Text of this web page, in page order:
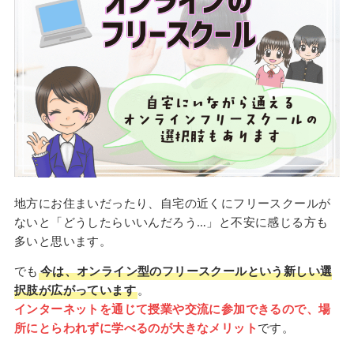
地方にお住まいだったり、自宅の近くにフリースクールが
ないと「どうしたらいいんだろう…」と不安に感じる方も
多いと思います。
でも 今は、オンライン型のフリースクールという新しい選
択肢が広がっています。
インターネットを通じて授業や交流に参加できるので、場
所にとらわれずに学べるのが大きなメリット です。